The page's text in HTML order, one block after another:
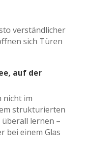
verständlicher
sich Türen
auf der
nicht im
strukturierten
lernen –
bei einem Glas